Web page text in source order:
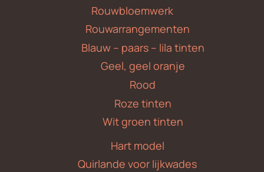
Rouwbloemwerk
Rouwarrangementen
Blauw – paars – lila tinten
Geel, geel oranje
Rood
Roze tinten
Wit groen tinten
Hart model
Quirlande voor lijkwades